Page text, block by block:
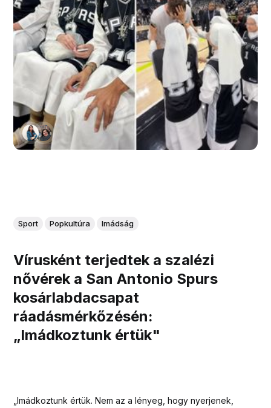
Sport Popkultúra Imádság
Vírusként terjedtek a szalézi
nővérek a San Antonio Spurs
kosárlabdacsapat
ráadásmérkőzésén:
„Imádkoztunk értük"
„Imádkoztunk értük. Nem az a lényeg, hogy nyerjenek,